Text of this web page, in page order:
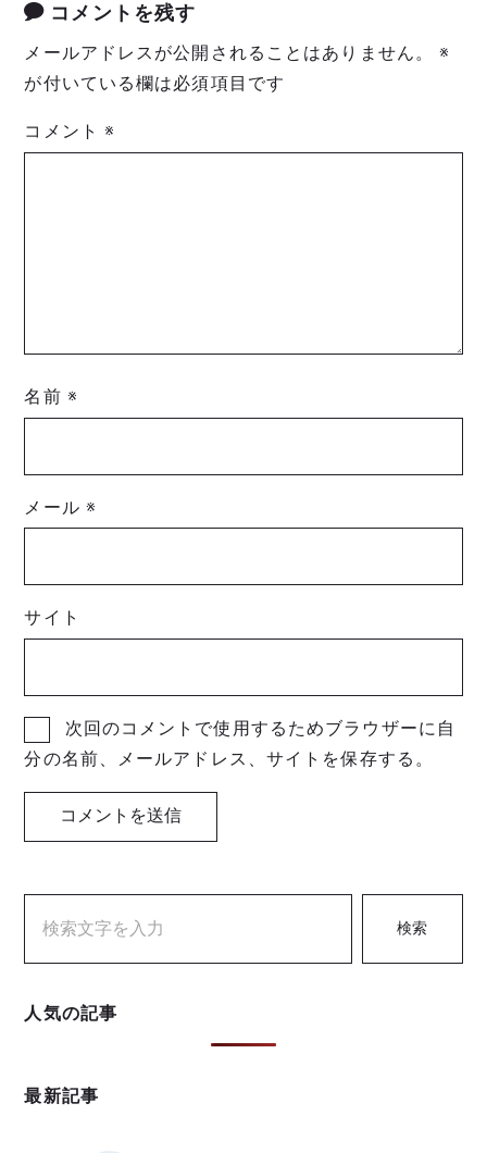
コメントを残す
メールアドレスが公開されることはありません。
※
が付いている欄は必須項目です
コメント※
名前 ※
メール ※
サイト
次回のコメントで使用するためブラウザーに自
分の名前、メールアドレス、サイトを保存する。
検索
人気の記事
最新記事